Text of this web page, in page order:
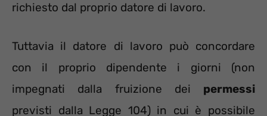
richiesto dal proprio datore di lavoro.
Tuttavia il datore di lavoro può concordare
con il proprio dipendente i giorni (non
impegnati dalla fruizione dei permessi
previsti dalla Legge 104) in cui è possibile